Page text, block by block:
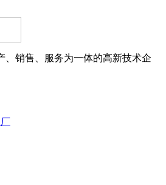
、销售、服务为一体的高新技术企